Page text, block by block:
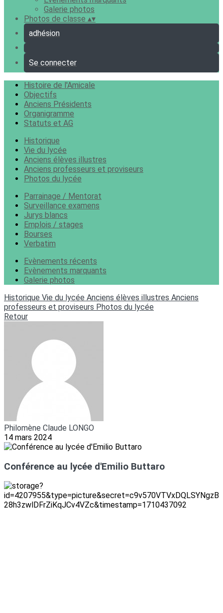
Galerie photos
Photos de classe ▴▾
adhésion
Se connecter
Histoire de l'Amicale
Objectifs
Anciens Présidents
Organigramme
Statuts et AG
Historique
Vie du lycée
Anciens élèves illustres
Anciens professeurs et proviseurs
Photos du lycée
Parrainage / Mentorat
Surveillance examens
Jurys blancs
Emplois / stages
Bourses
Verbatim
Evènements récents
Evènements marquants
Galerie photos
Historique Vie du lycée Anciens élèves illustres Anciens
professeurs et proviseurs Photos du lycée
Retour
Philomène Claude LONGO
14 mars 2024
Conférence au lycée d'Emilio Buttaro